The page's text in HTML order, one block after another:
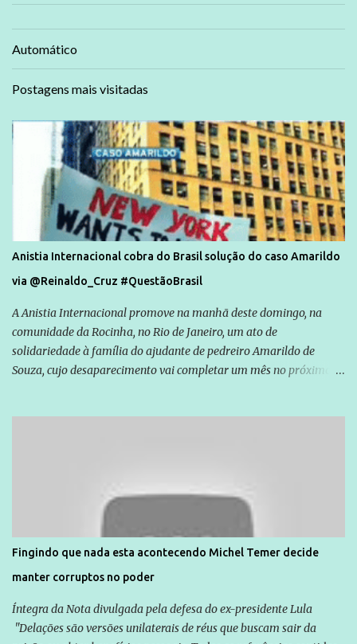
Automático
Postagens mais visitadas
Anistia Internacional cobra do Brasil solução do caso Amarildo
via @Reinaldo_Cruz #QuestãoBrasil
A Anistia Internacional promove na manhã deste domingo, na
comunidade da Rocinha, no Rio de Janeiro, um ato de
solidariedade à família do ajudante de pedreiro Amarildo de
Souza, cujo desaparecimento vai completar um mês no próximo
são vítimas de violência, estão em situação de risco ou têm seus
direitos violados. Leia mais: Anistia Internacional cobra do Brasil
solução do caso Amarildo - Terra Brasil
Fingindo que nada esta acontecendo Michel Temer decide
manter corruptos no poder
Íntegra da Nota divulgada pela defesa do ex-presidente Lula
"Delações são versões unilaterais de réus que buscam sair da